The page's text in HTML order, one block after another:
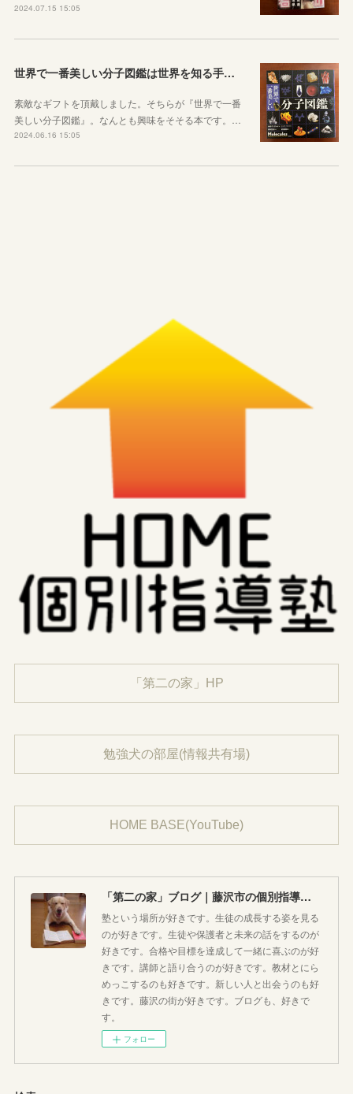
2024.07.15 15:05
世界で一番美しい分子図鑑は世界を知る手がかり
素敵なギフトを頂戴しました。そちらが『世界で一番
美しい分子図鑑』。なんとも興味をそそる本です。…
2024.06.16 15:05
「第二の家」HP
勉強犬の部屋(情報共有場)
HOME BASE(YouTube)
「第二の家」ブログ｜藤沢市の個別指導塾のお話
塾という場所が好きです。生徒の成長する姿を見る
のが好きです。生徒や保護者と未来の話をするのが
好きです。合格や目標を達成して一緒に喜ぶのが好
きです。講師と語り合うのが好きです。教材とにら
めっこするのも好きです。新しい人と出会うのも好
きです。藤沢の街が好きです。ブログも、好きで
す。
フォロー